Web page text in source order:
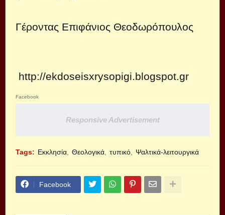
Γέροντας Επιφάνιος Θεοδωρόπουλος
http://ekdoseisxrysopigi.blogspot.gr
Facebook
Responsive Advertisement
Tags: Εκκλησία Θεολογικά τυπικό Ψαλτικά-λειτουργικά
Facebook